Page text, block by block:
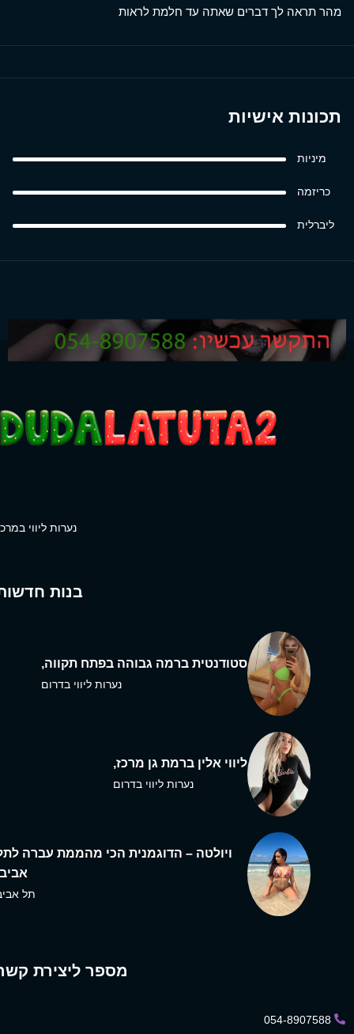
מהר תראה לך דברים שאתה עד חלמת לראות
תכונות אישיות
מיניות
כריזמה
ליברלית
נערות ליווי
בנות
סטודנטית ברמה גבוהה בפתח תקווה,
נערות ליווי בדרום
ליווי אלין ברמת גן מרכז,
נערות ליווי בדרום
ויולטה – הדוגמנית הכי מהממת עברה
תל
מספר ליצירת
054-8907588